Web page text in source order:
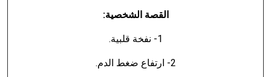
القصة الشخصية:
1- نفخة قلبية.
2- ارتفاع ضغط الدم.